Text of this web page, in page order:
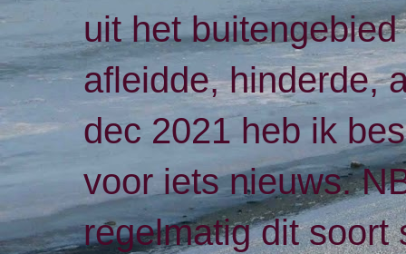
uit het
afleidde, hinderde,
dec 2021 heb ik
voor iets nieuws.
regelmatig dit soort